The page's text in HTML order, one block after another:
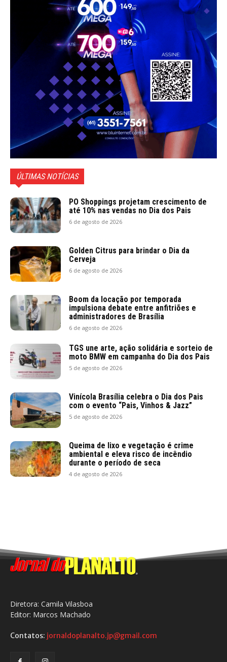
ÚLTIMAS NOTÍCIAS
PO Shoppings projetam crescimento de
até 10% nas vendas no Dia dos Pais
6 de agosto de 2026
Golden Citrus para brindar o Dia da
Cerveja
6 de agosto de 2026
Boom da locação por temporada
impulsiona debate entre anfitriões e
administradores de Brasília
6 de agosto de 2026
TGS une arte, ação solidária e sorteio de
moto BMW em campanha do Dia dos Pais
5 de agosto de 2026
Vinícola Brasília celebra o Dia dos Pais
com o evento “Pais, Vinhos & Jazz”
5 de agosto de 2026
Queima de lixo e vegetação é crime
ambiental e eleva risco de incêndio
durante o período de seca
4 de agosto de 2026
Diretora: Camila Vilasboa
Editor: Marcos Machado
Contatos: jornaldoplanalto.jp@gmail.com